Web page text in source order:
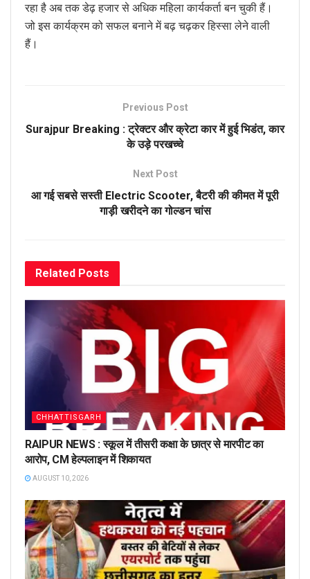
रहा है अब तक डेढ़ हजार से अधिक महिला कार्यकर्ता बन चुकी हैं।
जो इस कार्यक्रम को सफल बनाने में बढ़ चढ़कर हिस्सा लेने वाली
हैं।
Previous Post
Surajpur Breaking : ट्रेक्टर और क्रेटा कार में हुई भिडंत, कार
के उड़े परखच्चे
Next Post
आ गई सबसे सस्ती Electric Scooter, बैटरी की कीमत में पूरी
गाड़ी खरीदने का गोल्डन चांस
Related Posts
CHHATTISGARH
RAIPUR NEWS : स्कूल में तीसरी कक्षा के छात्र से मारपीट का
आरोप, CM हेल्पलाइन में शिकायत
AUGUST 10, 2026